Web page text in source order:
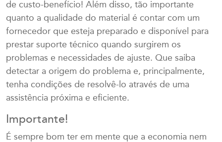
de custo-benefício! Além disso, tão importante
quanto a qualidade do material é contar com um
fornecedor que esteja preparado e disponível para
prestar suporte técnico quando surgirem os
problemas e necessidades de ajuste. Que saiba
detectar a origem do problema e, principalmente,
tenha condições de resolvê-lo através de uma
assistência próxima e eficiente.
Importante!
É sempre bom ter em mente que a economia nem